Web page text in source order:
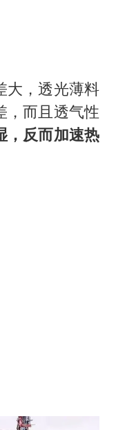
大，透光薄料
，而且透气性
，反而加速热